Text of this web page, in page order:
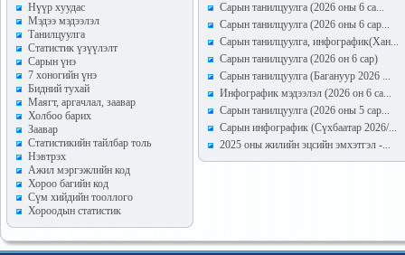
Hүүр хуудас
Мэдээ мэдээлэл
Танилцуулга
Статистик үзүүлэлт
Сарын үнэ
7 хоногийн үнэ
Бидний тухай
Маягт, аргачлал, заавар
Холбоо барих
Заавар
Статистикийн тайлбар толь
Нэвтрэх
Ажил мэргэжлийн код
Хороо багийн код
Сүм хийдийн тооллого
Хороодын статистик
Сарын танилцуулга (2026 оны 6 са...
Сарын танилцуулга (2026 оны 6 сар...
Сарын танилцуулга, инфографик(Хан...
Сарын танилцуулга (2026 он 6 сар)
Сарын танилцуулга (Багануур 2026 ...
Инфографик мэдээлэл (2026 он 6 са...
Сарын танилцуулга (2026 оны 5 сар...
Сарын инфографик (Сүхбаатар 2026/...
2025 оны жилийн эцсийн эмхэтгэл -...